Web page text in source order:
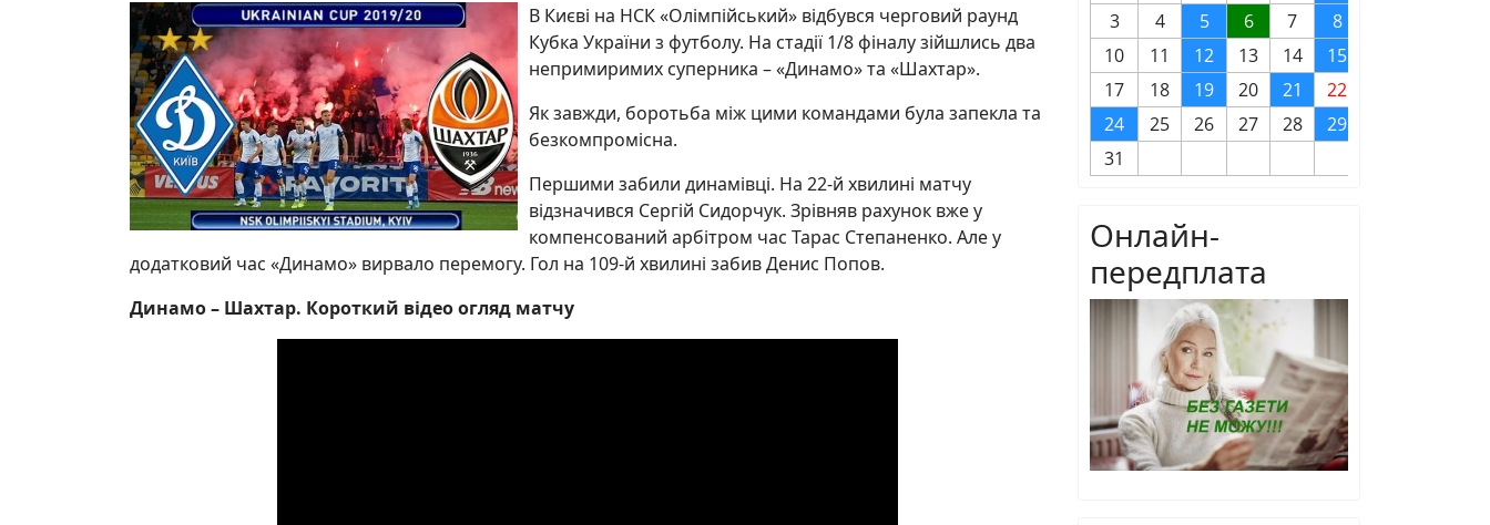
В Києві на НСК «Олімпійський» відбувся черговий раунд
Кубка України з футболу. На стадії 1/8 фіналу зійшлись два
непримиримих суперника – «Динамо» та «Шахтар».
Як завжди, боротьба між цими командами була запекла та
безкомпромісна.
Першими забили динамівці. На 22-й хвилині матчу
відзначився Сергій Сидорчук. Зрівняв рахунок вже у
компенсований арбітром час Тарас Степаненко. Але у
додатковий час «Динамо» вирвало перемогу. Гол на 109-й хвилині забив Денис Попов.
Динамо – Шахтар. Короткий відео огляд матчу
3
4 5 6 7 8
10
11 12 13 14 15
17
18 19 20 21 22
24
25 26 27 28 29
31
Онлайн-
передплата